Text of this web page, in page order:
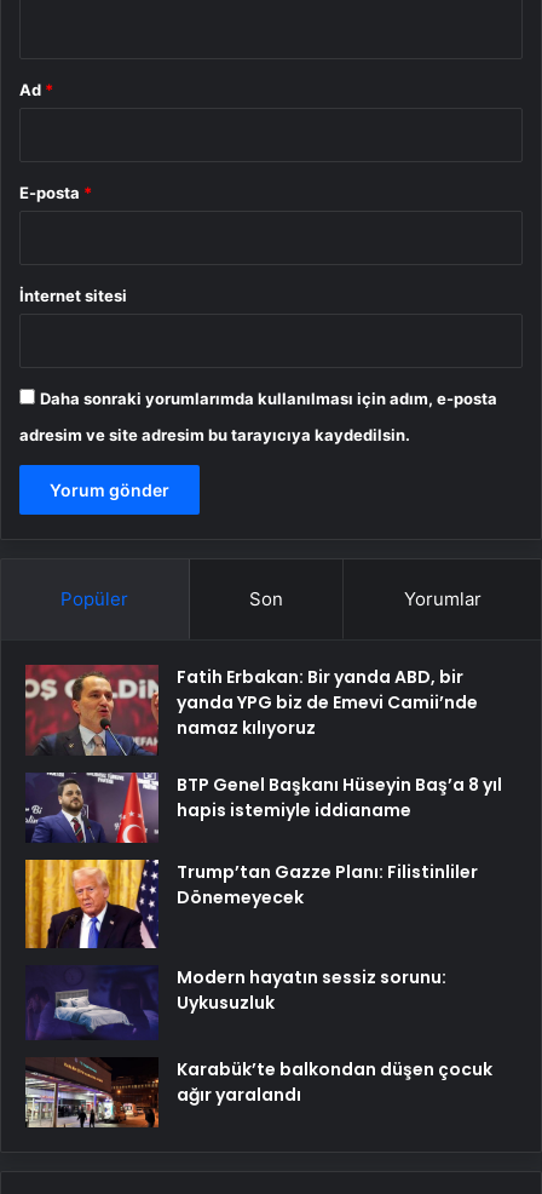
Ad *
E-posta *
İnternet sitesi
Daha sonraki yorumlarımda kullanılması için adım, e-posta
adresim ve site adresim bu tarayıcıya kaydedilsin.
Popüler Son Yorumlar
Fatih Erbakan: Bir yanda ABD, bir
yanda YPG biz de Emevi Camii’nde
namaz kılıyoruz
BTP Genel Başkanı Hüseyin Baş’a 8 yıl
hapis istemiyle iddianame
Trump’tan Gazze Planı: Filistinliler
Dönemeyecek
Modern hayatın sessiz sorunu:
Uykusuzluk
Karabük’te balkondan düşen çocuk
ağır yaralandı